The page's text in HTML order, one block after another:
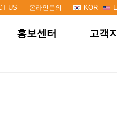
US 온라인문의 KOR
홍보센터 고객